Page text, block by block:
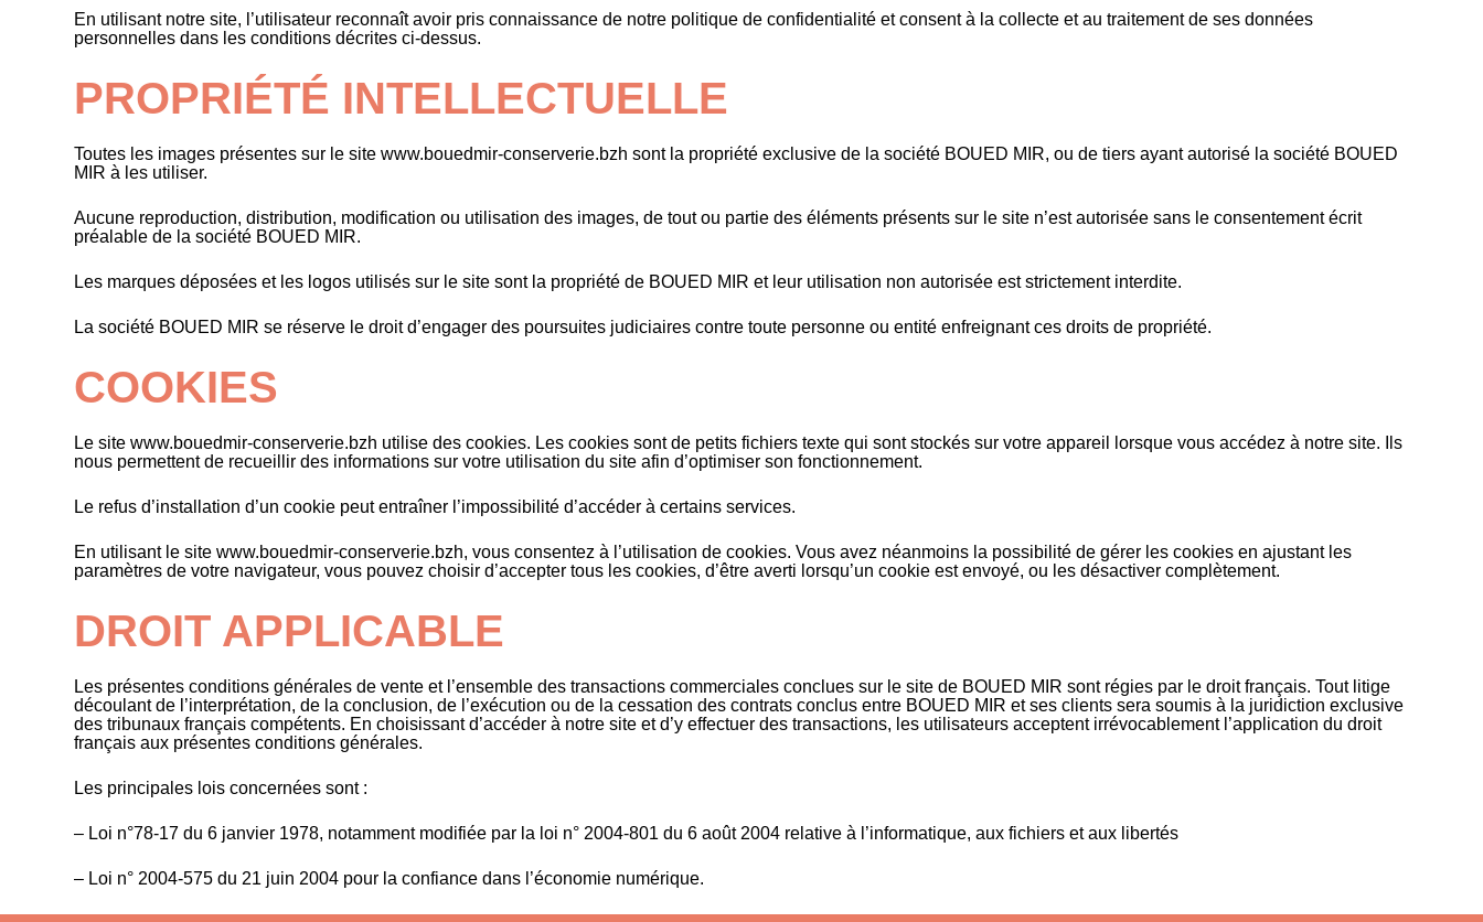
En utilisant notre site, l’utilisateur reconnaît avoir pris connaissance de notre politique de confidentialité et consent à la collecte et au traitement de ses données
personnelles dans les conditions décrites ci-dessus.
PROPRIÉTÉ INTELLECTUELLE
Toutes les images présentes sur le site www.bouedmir-conserverie.bzh sont la propriété exclusive de la société BOUED MIR, ou de tiers ayant autorisé la société BOUED
MIR à les utiliser.
Aucune reproduction, distribution, modification ou utilisation des images, de tout ou partie des éléments présents sur le site n’est autorisée sans le consentement écrit
préalable de la société BOUED MIR.
Les marques déposées et les logos utilisés sur le site sont la propriété de BOUED MIR et leur utilisation non autorisée est strictement interdite.
La société BOUED MIR se réserve le droit d’engager des poursuites judiciaires contre toute personne ou entité enfreignant ces droits de propriété.
COOKIES
Le site www.bouedmir-conserverie.bzh utilise des cookies. Les cookies sont de petits fichiers texte qui sont stockés sur votre appareil lorsque vous accédez à notre site. Ils
nous permettent de recueillir des informations sur votre utilisation du site afin d’optimiser son fonctionnement.
Le refus d’installation d’un cookie peut entraîner l’impossibilité d’accéder à certains services.
En utilisant le site www.bouedmir-conserverie.bzh, vous consentez à l’utilisation de cookies. Vous avez néanmoins la possibilité de gérer les cookies en ajustant les
paramètres de votre navigateur, vous pouvez choisir d’accepter tous les cookies, d’être averti lorsqu’un cookie est envoyé, ou les désactiver complètement.
DROIT APPLICABLE
Les présentes conditions générales de vente et l’ensemble des transactions commerciales conclues sur le site de BOUED MIR sont régies par le droit français. Tout litige
découlant de l’interprétation, de la conclusion, de l’exécution ou de la cessation des contrats conclus entre BOUED MIR et ses clients sera soumis à la juridiction exclusive
des tribunaux français compétents. En choisissant d’accéder à notre site et d’y effectuer des transactions, les utilisateurs acceptent irrévocablement l’application du droit
français aux présentes conditions générales.
Les principales lois concernées sont :
– Loi n°78-17 du 6 janvier 1978, notamment modifiée par la loi n° 2004-801 du 6 août 2004 relative à l’informatique, aux fichiers et aux libertés
– Loi n° 2004-575 du 21 juin 2004 pour la confiance dans l’économie numérique.